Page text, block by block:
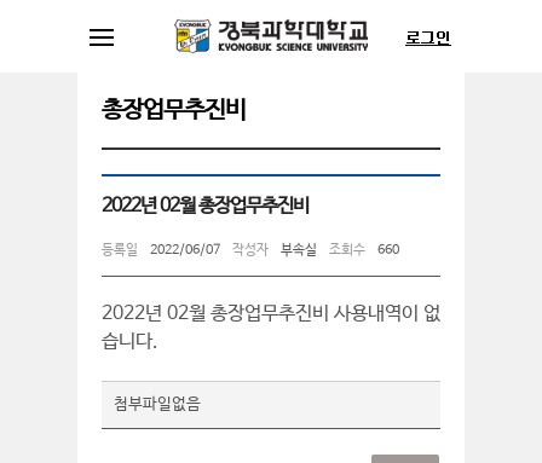
총장업무추진비
2022년 02월 총장업무추진비
등록일 2022/06/07 작성자 부속실 조회수 660
2022년 02월 총장업무추진비 사용내역이 없
습니다.
첨부파일없음